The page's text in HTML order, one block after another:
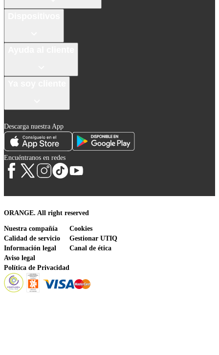
Descarga nuestra App
Encuéntranos en redes
ORANGE. All right reserved
Nuestra compañía
Calidad de servicio
Información legal
Aviso legal
Política de Privacidad
Cookies
Gestionar UTIQ
Canal de ética